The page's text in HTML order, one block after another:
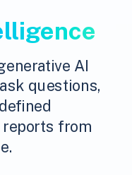
AI
questions,
reports from